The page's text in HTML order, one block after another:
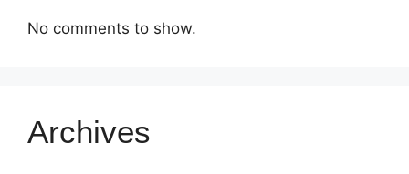
No comments to show.
Archives